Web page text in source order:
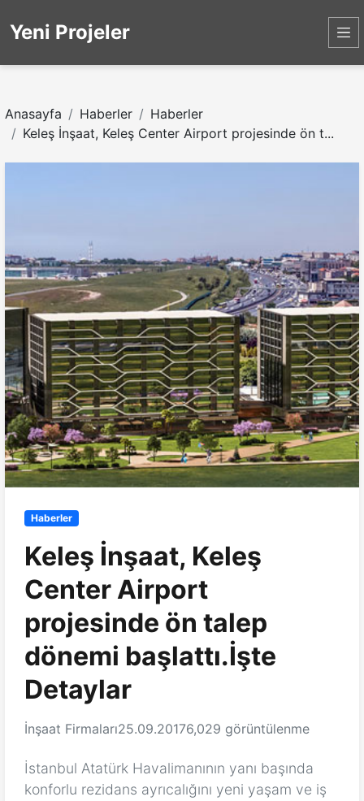
Yeni Projeler
Anasayfa Haberler
Haberler
Keleş İnşaat, Keleş Center Airport projesinde ön t...
Haberler
Keleş İnşaat, Keleş
Center Airport
projesinde ön talep
dönemi başlattı.İşte
Detaylar
İnşaat Firmaları25.09.20176,029 görüntülenme
İstanbul Atatürk Havalimanının yanı başında
konforlu rezidans ayrıcalığını yeni yaşam ve iş